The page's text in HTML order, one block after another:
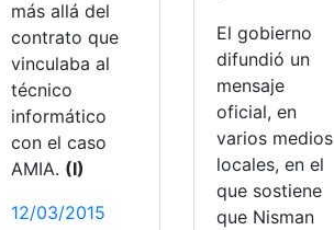
más allá del
contrato que
vinculaba al
técnico
informático
con el caso
AMIA. (I)
12/03/2015
El gobierno
difundió un
mensaje
oficial, en
varios medios
locales, en el
que sostiene
que Nisman